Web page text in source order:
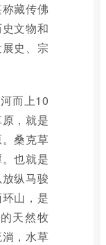
藏传佛
文物和
史、宗
而上10
，就是
桑克草
也就是
纵马骏
山，是
天然牧
，水草